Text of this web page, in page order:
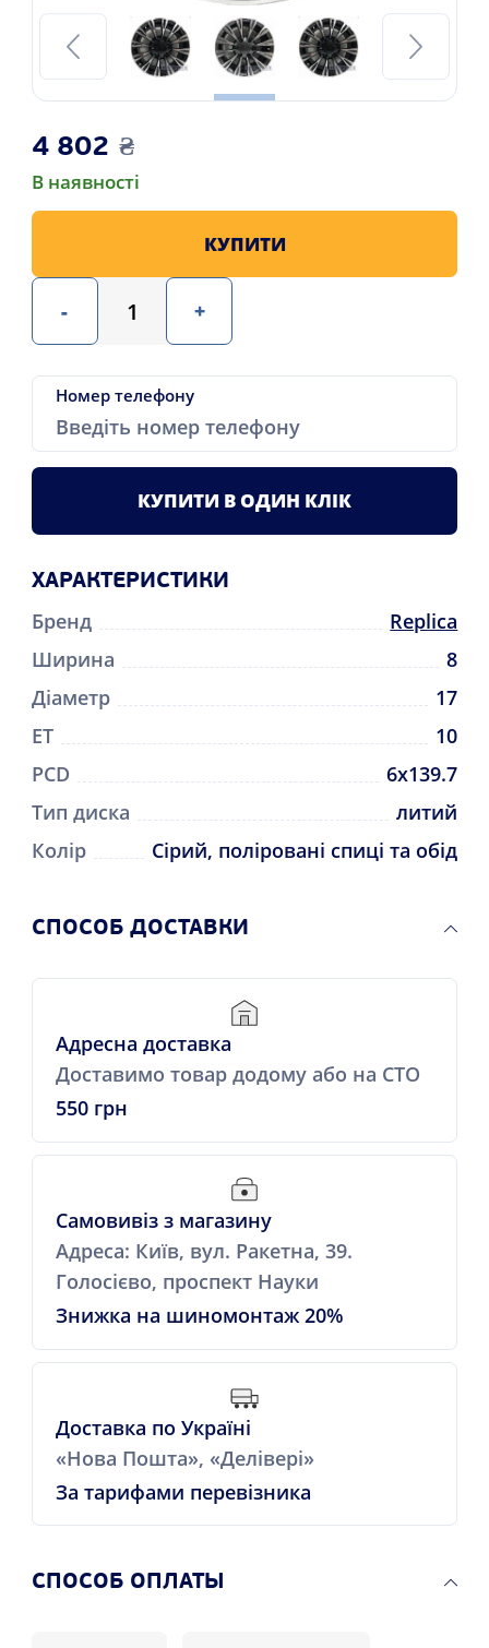
4 802 ₴
В наявності
- +
КУПИТИ
Номер телефону
КУПИТИ В ОДИН КЛІК
ХАРАКТЕРИСТИКИ
Бренд
Replica
Ширина
8
Діаметр
17
ET
10
PCD
6x139.7
Тип диска
литий
Колір
Сірий, поліровані спиці та обід
CПОСОБ ДОСТАВКИ
Адресна доставка
Доставимо товар додому або на СТО
550 грн
Самовивіз з магазину
Адреса: Київ, вул. Ракетна, 39.
Голосієво, проспект Науки
Знижка на шиномонтаж 20%
Доставка по Україні
«Нова Пошта», «Делівері»
За тарифами перевізника
CПОСОБ ОПЛАТЫ